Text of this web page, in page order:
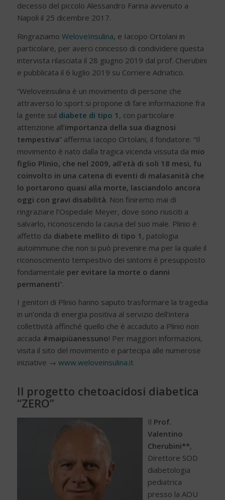
decesso del piccolo Alessandro Farina avvenuto a
Napoli il 25 dicembre 2017.
Ringraziamo WeloveInsulina, e Iacopo Ortolani in
particolare, per averci concesso di condividere questa
intervista rilasciata il 28 giugno 2019 dal prof. Cherubini
e pubblicata il 6 luglio 2019 su Corriere Adriatico.
“Weloveinsulina è un movimento di persone che
attraverso lo sport si propone di fare informazione fra
la gente sul diabete di tipo 1 , con particolare
attenzione all’importanza della sua diagnosi
tempestiva” afferma Iacopo Ortolani, il fondatore. “Il
movimento è nato dalla tragica vicenda vissuta da mio
figlio Plinio, che nel 2009, all’età di soli 18 mesi, fu
coinvolto in una catena di eventi di malasanità che
lo portarono quasi alla morte, lasciandolo ancora
oggi con gravi disabilità. Non finiremo mai di
ringraziare l’Ospedale Meyer, dove sono riusciti a
salvarlo, riconoscendo la causa del suo male. Plinio è
affetto da diabete mellito di tipo 1 , patologia
autoimmune che non si può prevenire ma per la quale il
riconoscimento tempestivo dei sintomi è presupposto
fondamentale per evitare la morte o danni
permanenti”.
I genitori di Plinio hanno saputo trasformare la tragedia
in un’onda di energia positiva al servizio dell’intera
collettività affinché quello che è accaduto a Plinio non
accada #maipiùanessuno! Per maggiori informazioni,
visita il sito del movimento e partecipa alle numerose
iniziative → www.weloveinsulina.it
Il progetto chetoacidosi diabetica
“ZERO”
Il Prof.
Valentino
Cherubini**,
Direttore SOD
diabetologia
pediatrica
presso la AOU